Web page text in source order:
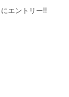
エントリー!!